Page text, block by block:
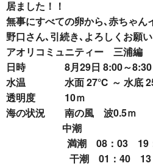
居ました！！
無事にすべての卵から､赤ちゃ
野口さん､引続き､よろしくお願い
アオリコミュニティー 三浦編
日時 8月29日 8:00～8:30
水温
水面 27℃ ～ 水底
透明度
10ｍ
海の状況 南の風 波0.5ｍ
中潮
満潮 08：03 19：
干潮 01：40 13